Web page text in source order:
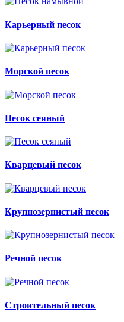
Карьерный песок
Морской песок
Песок сеяный
Кварцевый песок
Крупнозернистый песок
Речной песок
Строительный песок